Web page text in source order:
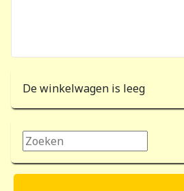
De winkelwagen is leeg
Zoeken...